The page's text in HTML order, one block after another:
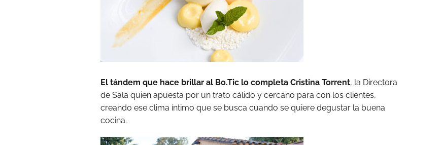
El tándem que hace brillar al Bo.Tic lo completa Cristina Torrent, la Directora
de Sala quien apuesta por un trato cálido y cercano para con los clientes,
creando ese clima íntimo que se busca cuando se quiere degustar la buena
cocina.